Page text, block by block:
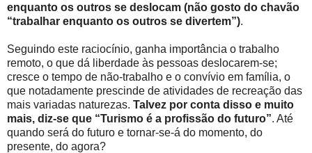
enquanto os outros se deslocam (não gosto do chavão
“trabalhar enquanto os outros se divertem”).
Seguindo este raciocínio, ganha importância o trabalho
remoto, o que dá liberdade às pessoas deslocarem-se;
cresce o tempo de não-trabalho e o convívio em família, o
que notadamente prescinde de atividades de recreação das
mais variadas naturezas. Talvez por conta disso e muito
mais, diz-se que “Turismo é a profissão do futuro”. Até
quando será do futuro e tornar-se-á do momento, do
presente, do agora?